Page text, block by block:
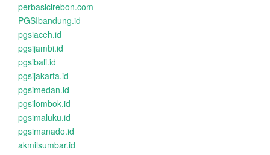
perbasicirebon.com
PGSIbandung.id
pgsiaceh.id
pgsijambi.id
pgsibali.id
pgsijakarta.id
pgsimedan.id
pgsilombok.id
pgsimaluku.id
pgsimanado.id
akmilsumbar.id